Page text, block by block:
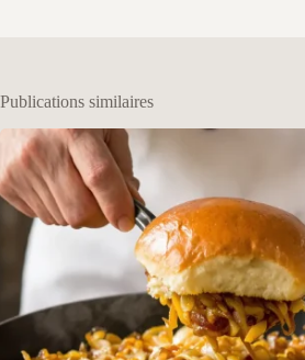
Publications similaires